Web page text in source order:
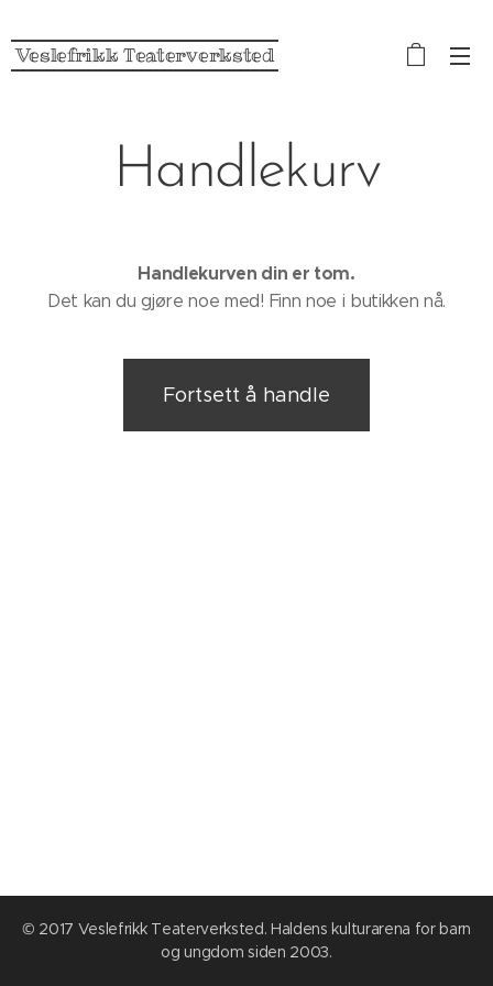
Veslefrikk Teaterverksted
Handlekurv
Handlekurven din er tom.
Det kan du gjøre noe med! Finn noe i butikken nå.
Fortsett å handle
© 2017 Veslefrikk Teaterverksted. Haldens kulturarena for barn
og ungdom siden 2003.